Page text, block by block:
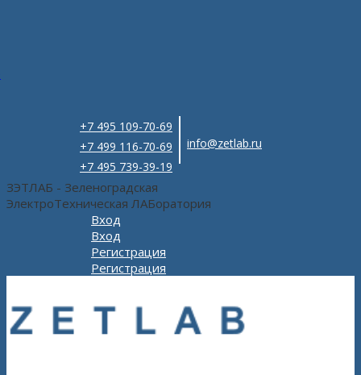
+7 495 109-70-69
+7 499 116-70-69
+7 495 739-39-19
info@zetlab.ru
ЗЭТЛАБ - Зеленоградская
ЭлектроТехническая ЛАБоратория
Вход
Вход
Регистрация
Регистрация